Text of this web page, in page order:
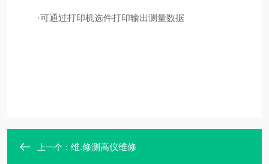
·可通过打印机选件打印输出测量数据
上一个： 维.修测高仪维修